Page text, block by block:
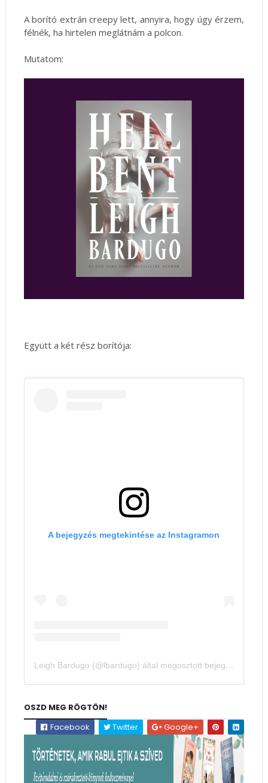
A borító extrán creepy lett, annyira, hogy úgy érzem,
félnék, ha hirtelen meglátnám a polcon.
Mutatom:
Együtt a két rész borítója:
A bejegyzés megtekintése az Instagramon
Leigh Bardugo (@lbardugo) által megosztott bejegyzés
OSZD MEG RÖGTÖN!
Facebook
Twitter Google+